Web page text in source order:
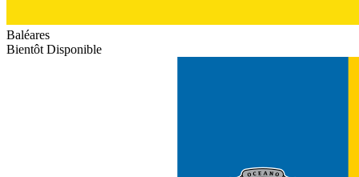
Baléares
Bientôt Disponible